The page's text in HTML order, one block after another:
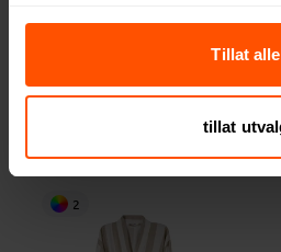
Tillat alle
tillat
635 NOKved 250 stk.
2